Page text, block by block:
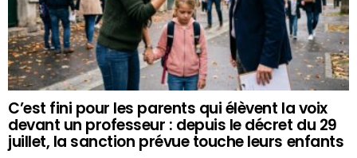
C’est fini pour les parents qui élèvent la voix
devant un professeur : depuis le décret du 29
juillet, la sanction prévue touche leurs enfants